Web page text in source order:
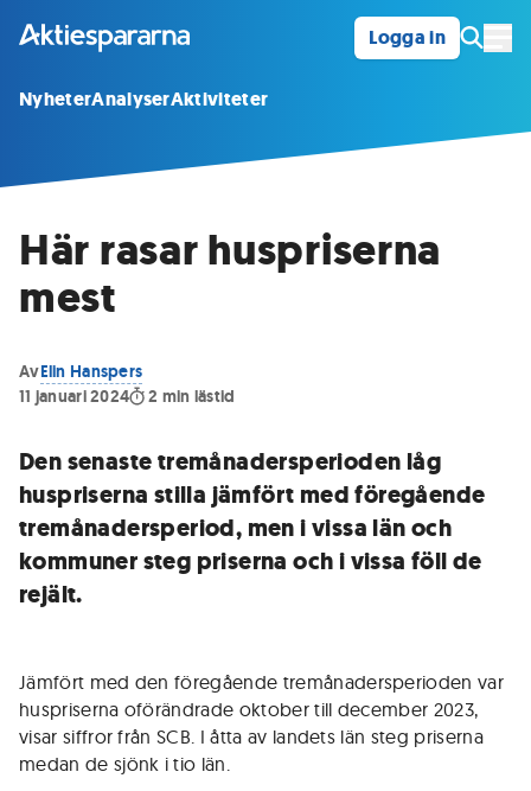
Logga in
NyheterAnalyserAktiviteter
Här rasar huspriserna
mest
AvElin Hanspers
11 januari 2024
2 min lästid
Den senaste tremånadersperioden låg
huspriserna stilla jämfört med föregående
tremånadersperiod, men i vissa län och
kommuner steg priserna och i vissa föll de
rejält.
Jämfört med den föregående tremånadersperioden var
huspriserna oförändrade oktober till december 2023,
visar siffror från SCB. I åtta av landets län steg priserna
medan de sjönk i tio län.